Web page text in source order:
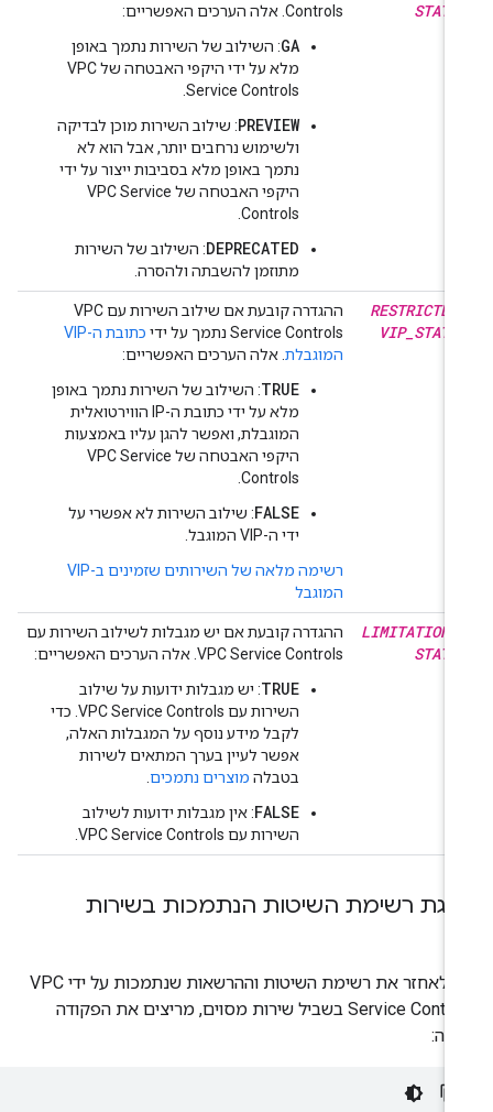
Controls. אלה הערכים האפשריים:
GA : השילוב של השירות נתמך באופן
מלא על ידי היקפי האבטחה של VPC
Service Controls.
PREVIEW: שילוב השירות מוכן לבדיקה
ולשימוש נרחבים יותר, אבל הוא לא
נתמך באופן מלא בסביבות ייצור על ידי
היקפי האבטחה של VPC Service
Controls.
DEPRECATED: השילוב של השירות
מתוזמן להשבתה ולהסרה.
RESTRICTED
VIP_
ההגדרה קובעת אם שילוב השירות עם VPC
Service Controls נתמך על ידי
כתובת ה-VIP
המוגבלת. אלה הערכים האפשריים:
TRUE: השילוב של השירות נתמך באופן
מלא על ידי כתובת ה-IP הווירטואלית
המוגבלת, ואפשר להגן עליו באמצעות
היקפי האבטחה של VPC Service
Controls.
FALSE: שילוב השירות לא אפשרי על
ידי ה-VIP המוגבל.
רשימה מלאה של השירותים שזמינים ב-VIP
המוגבל
LIMITATIONS
ההגדרה קובעת אם יש מגבלות לשילוב השירות עם
VPC Service Controls. אלה הערכים האפשריים:
TRUE: יש מגבלות ידועות על שילוב
השירות עם VPC Service Controls. כדי
לקבל מידע נוסף על המגבלות האלה,
אפשר לעיין בערך המתאים לשירות
בטבלהמוצרים נתמכים.
FALSE: אין מגבלות ידועות לשילוב
השירות עם VPC Service Controls.
רשימת השיטות הנתמכות בשירות
כדי לאחזר את רשימת השיטות וההרשאות שנתמכות על ידי VPC
Service Controls בשביל שירות מסוים, מריצים את הפקודה